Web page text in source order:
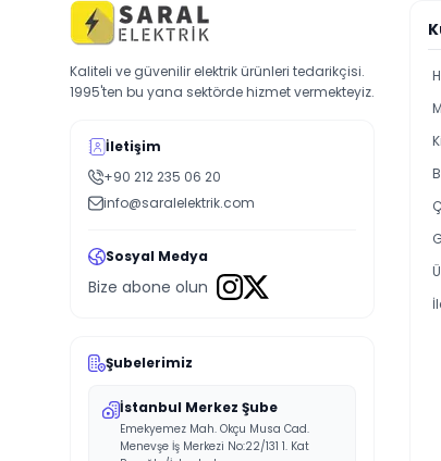
Kaliteli ve güvenilir elektrik ürünleri tedarikçisi.
1995'ten bu yana sektörde hizmet vermekteyiz.
İletişim
+90 212 235 06 20
info@saralelektrik.com
Sosyal Medya
Bize abone olun
Şubelerimiz
İstanbul Merkez Şube
Emekyemez Mah. Okçu Musa Cad.
Menevşe İş Merkezi No:22/131 1. Kat